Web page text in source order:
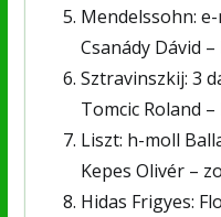
Mendelssohn:
Csanády Dávid
Sztravinszkij: 3
Tomcic Roland
Liszt: h-moll
Kepes Olivér –
Hidas Frigyes: